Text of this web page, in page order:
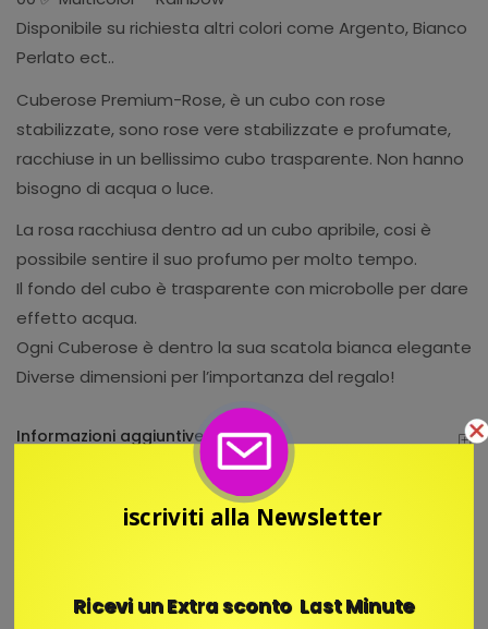
Disponibile su richiesta altri colori come Argento, Bianco
Perlato ect..
Cuberose Premium-Rose, è un cubo con rose
stabilizzate, sono rose vere stabilizzate e profumate,
racchiuse in un bellissimo cubo trasparente. Non hanno
bisogno di acqua o luce.
La rosa racchiusa dentro ad un cubo apribile, cosi è
possibile sentire il suo profumo per molto tempo.
Il fondo del cubo è trasparente con microbolle per dare
effetto acqua.
Ogni Cuberose è dentro la sua scatola bianca elegante
Diverse dimensioni per l’importanza del regalo!
Informazioni aggiuntive
iscriviti alla Newsletter
Ricevi un Extra sconto Last Minute